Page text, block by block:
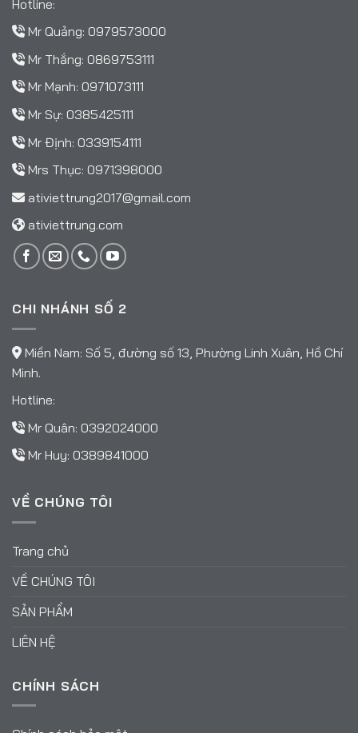
Hotline:
Mr Quảng: 0979573000
Mr Thắng: 0869753111
Mr Mạnh: 0971073111
Mr Sự: 0385425111
Mr Định: 0339154111
Mrs Thục: 0971398000
ativiettrung2017@gmail.com
ativiettrung.com
CHI NHÁNH SỐ 2
Miền Nam: Số 5, đường số 13, Phường Linh Xuân, Hồ Chí
Minh.
Hotline:
Mr Quân: 0392024000
Mr Huy: 0389841000
VỀ CHÚNG TÔI
Trang chủ
VỀ CHÚNG TÔI
SẢN PHẨM
LIÊN HỆ
CHÍNH SÁCH